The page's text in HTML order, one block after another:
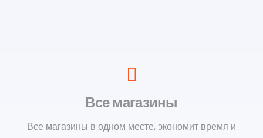
Все магазины
Все магазины в одном месте, экономит время и